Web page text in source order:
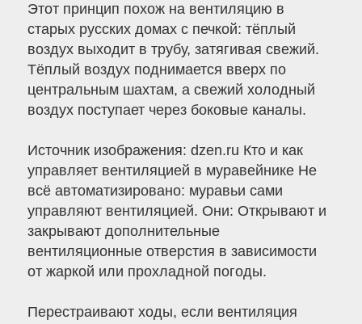
Этот принцип похож на вентиляцию в
старых русских домах с печкой: тёплый
воздух выходит в трубу, затягивая свежий.
Тёплый воздух поднимается вверх по
центральным шахтам, а свежий холодный
воздух поступает через боковые каналы.
Источник изображения: dzen.ru Кто и как
управляет вентиляцией в муравейнике Не
всё автоматизировано: муравьи сами
управляют вентиляцией. Они: Открывают и
закрывают дополнительные
вентиляционные отверстия в зависимости
от жаркой или прохладной погоды.
Перестраивают ходы, если вентиляция